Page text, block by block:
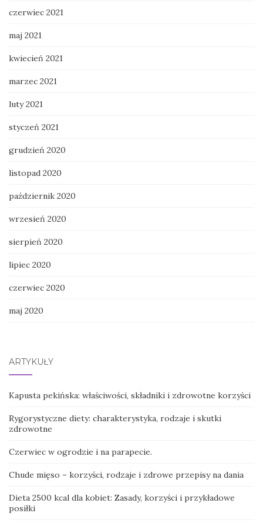
czerwiec 2021
maj 2021
kwiecień 2021
marzec 2021
luty 2021
styczeń 2021
grudzień 2020
listopad 2020
październik 2020
wrzesień 2020
sierpień 2020
lipiec 2020
czerwiec 2020
maj 2020
ARTYKUŁY
Kapusta pekińska: właściwości, składniki i zdrowotne korzyści
Rygorystyczne diety: charakterystyka, rodzaje i skutki
zdrowotne
Czerwiec w ogrodzie i na parapecie.
Chude mięso – korzyści, rodzaje i zdrowe przepisy na dania
Dieta 2500 kcal dla kobiet: Zasady, korzyści i przykładowe
posiłki